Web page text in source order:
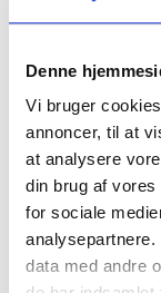
Denne
Vi bruger
annoncer, til at
at analysere
din brug af
for sociale
data med andre
dit indhold
KUNNE DISSE
INTERESSE?
Se hele vores
Ønsker du en
vores
MERE